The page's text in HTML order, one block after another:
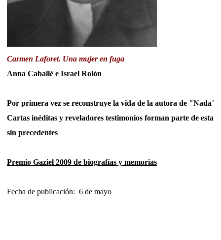
Carmen Laforet. Una mujer en fuga
Anna Caballé e Israel Rolón
Por primera vez se reconstruye la vida de la autora de "Nada"
Cartas inéditas y reveladores testimonios forman parte de esta
sin precedentes
Premio Gaziel 2009 de biografías y memorias
Fecha de publicación: 6 de mayo